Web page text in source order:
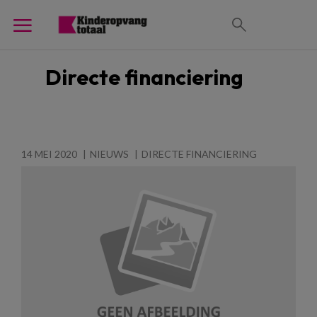
Directe financiering
14 MEI 2020 NIEUWS DIRECTE FINANCIERING